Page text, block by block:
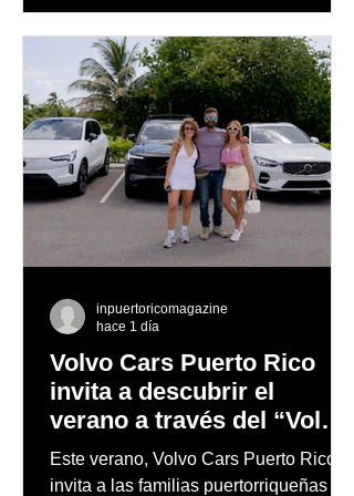
Volvo Cars Puerto Rico
invita a descubrir el
verano a través del “Volvo
Summer Road Trip”
Este verano, Volvo Cars Puerto Rico
invita a las familias puertorriqueñas a
inpuertoricomagazine
hace 1 día